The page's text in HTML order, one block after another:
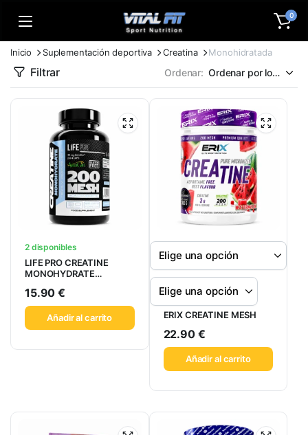
0
Inicio Suplementación deportiva Creatina Monohidratada
Filtrar Ordenar:
2 disponibles
LIFE PRO CREATINE
MONOHYDRATE
15.90€
Añadir al carrito ERIX CREATINE MESH
22.90 €
Añadir al carrito